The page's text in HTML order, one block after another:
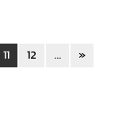
11 12 ...
»